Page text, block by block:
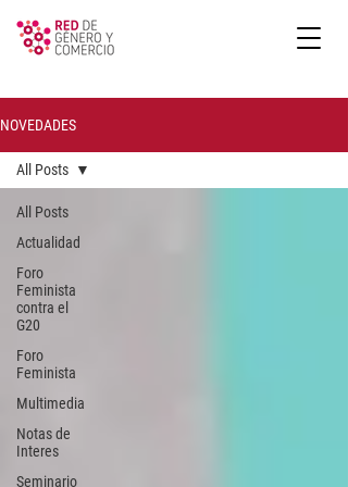
NOVEDADES
All Posts
Actualidad
Foro
Feminista
contra el
G20
Foro
Feminista
Multimedia
Notas de
Interes
Seminario
All Posts